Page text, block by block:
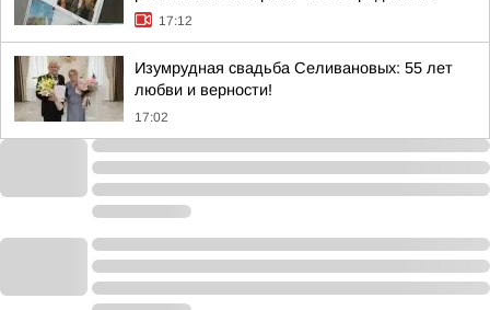
17:12
Изумрудная свадьба Селивановых: 55 лет
любви и верности!
17:02